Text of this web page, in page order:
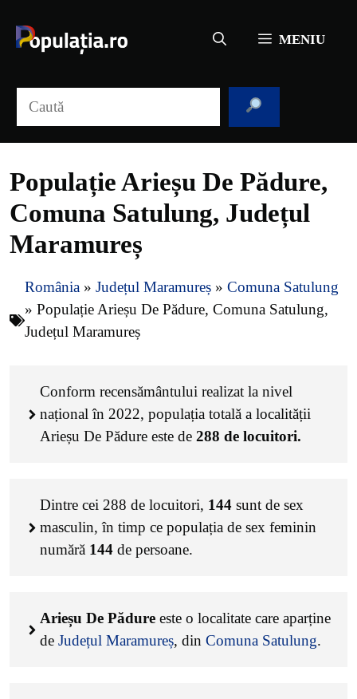
conținut
MENIU
Populație Arieșu De Pădure,
Comuna Satulung, Județul
Maramureș
România » Județul Maramureș » Comuna Satulung
» Populație Arieșu De Pădure, Comuna Satulung,
Județul Maramureș
Conform recensământului realizat la nivel
național în 2022, populația totală a localității
Arieșu De Pădure este de 288 de locuitori.
Dintre cei 288 de locuitori, 144 sunt de sex
masculin, în timp ce populația de sex feminin
numără 144 de persoane.
Arieșu De Pădure este o localitate care aparține
de Județul Maramureș, din Comuna Satulung.